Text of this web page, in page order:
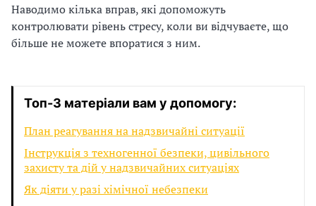
Наводимо кілька вправ, які допоможуть
контролювати рівень стресу, коли ви відчуваєте, що
більше не можете впоратися з ним.
Топ-3 матеріали вам у допомогу:
План реагування на надзвичайні ситуації
Інструкція з техногенної безпеки, цивільного
захисту та дій у надзвичайних ситуаціях
Як діяти у разі хімічної небезпеки